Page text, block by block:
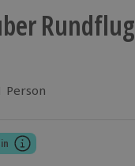
Bewertungen
Person